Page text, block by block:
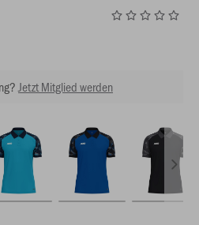
Jetzt Mitglied werden